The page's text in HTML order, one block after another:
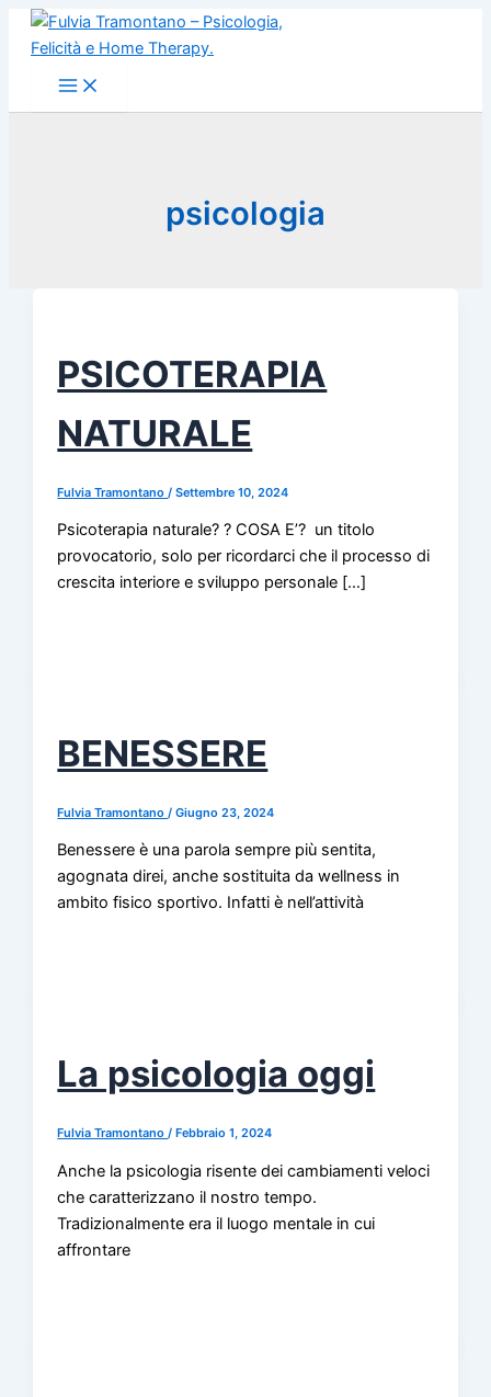
psicologia
PSICOTERAPIA
NATURALE
Fulvia Tramontano/Settembre 10, 2024
Psicoterapia naturale? ? COSA E’? un titolo
provocatorio, solo per ricordarci che il processo di
crescita interiore e sviluppo personale […]
BENESSERE
Fulvia Tramontano/Giugno 23, 2024
Benessere è una parola sempre più sentita,
agognata direi, anche sostituita da wellness in
ambito fisico sportivo. Infatti è nell’attività
La psicologia oggi
Fulvia Tramontano/Febbraio 1, 2024
Anche la psicologia risente dei cambiamenti veloci
che caratterizzano il nostro tempo.
Tradizionalmente era il luogo mentale in cui
affrontare